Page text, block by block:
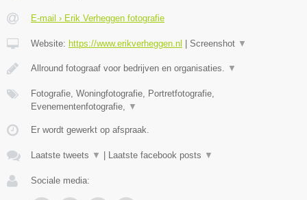
E-mail › Erik Verheggen fotografie
Website: https://www.erikverheggen.nl Screenshot ▼
Allround fotograaf voor bedrijven en organisaties. ▼
Fotografie, Woningfotografie, Portretfotografie,
Evenementenfotografie, ▼
Er wordt gewerkt op afspraak.
Laatste tweets ▼ Laatste facebook posts ▼
Sociale media: